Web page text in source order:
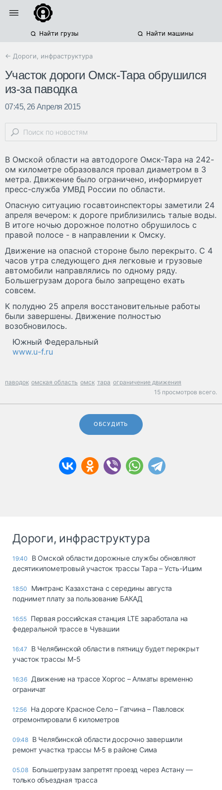
Найти грузы Найти машины
← Дороги, инфраструктура
Участок дороги Омск-Тара обрушился
из-за паводка
07:45, 26 Апреля 2015
В Омской области на автодороге Омск-Тара на 242-
ом километре образовался провал диаметром в 3
метра. Движение было ограничено, информирует
пресс-служба УМВД России по области.
Опасную ситуацию госавтоинспекторы заметили 24
апреля вечером: к дороге приблизились талые воды.
В итоге ночью дорожное полотно обрушилось с
правой полосе - в направлении к Омску.
Движение на опасной стороне было перекрыто. С 4
часов утра следующего дня легковые и грузовые
автомобили направлялись по одному ряду.
Большегрузам дорога было запрещено ехать
совсем.
К полудню 25 апреля восстановительные работы
были завершены. Движение полностью
возобновилось.
Южный Федеральный
www.u-f.ru
паводок омская область омск тара ограничение движения
15 просмотров всего.
ОБСУДИТЬ
Дороги, инфраструктура
19:40
В Омской области дорожные службы обновляют
десятикилометровый участок трассы Тара – Усть-Ишим
18:50
Минтранс Казахстана с середины августа
поднимет плату за пользование БАКАД
16:55 Первая российская станция LTE заработала на
федеральной трассе в Чувашии
16:47
В Челябинской области в пятницу будет перекрыт
участок трассы М-5
16:36 Движение на трассе Хоргос – Алматы временно
ограничат
12:56 На дороге Красное Село – Гатчина – Павловск
отремонтировали 6 километров
09:48 В Челябинской области досрочно завершили
ремонт участка трассы М‑5 в районе Сима
05.08 Большегрузам запретят проезд через Астану —
только объездная трасса